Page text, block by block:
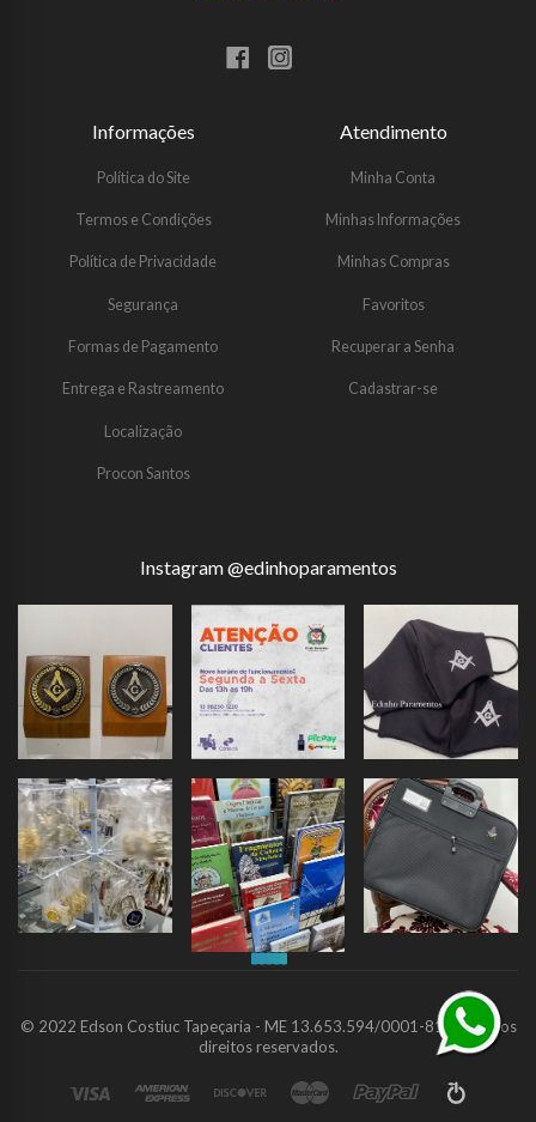
Informações
Política do Site
Termos e Condições
Política de Privacidade
Segurança
Formas de Pagamento
Entrega e Rastreamento
Localização
Procon Santos
Atendimento
Minha Conta
Minhas Informações
Minhas Compras
Favoritos
Recuperar a Senha
Cadastrar-se
Instagram @edinhoparamentos
© 2022 Edson Costiuc Tapeçaria - ME 13.653.594/0001-81. Todos os
direitos reservados.